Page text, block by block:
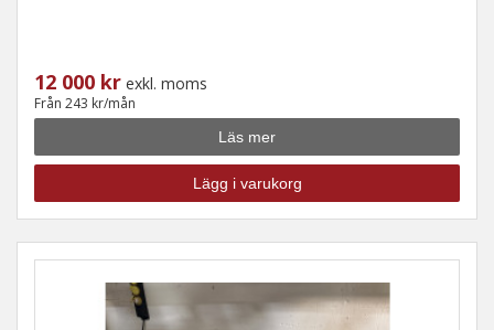
12 000 kr exkl. moms
Från 243 kr/mån
Läs mer
Lägg i varukorg